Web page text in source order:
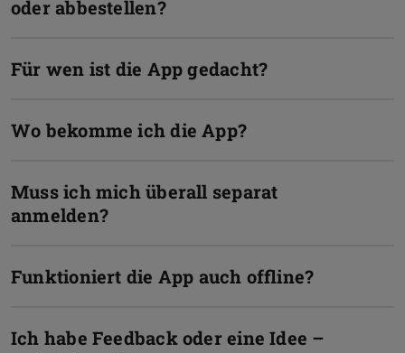
oder abbestellen?
Für wen ist die App gedacht?
Wo bekomme ich die App?
Muss ich mich überall separat
anmelden?
Funktioniert die App auch offline?
Ich habe Feedback oder eine Idee –